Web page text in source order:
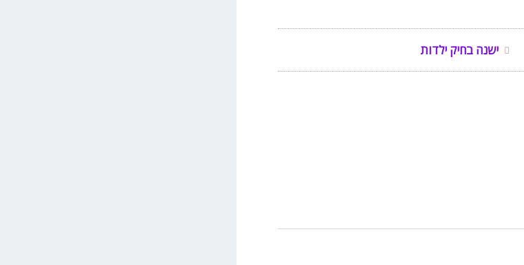
ישנה בחיק ילדות